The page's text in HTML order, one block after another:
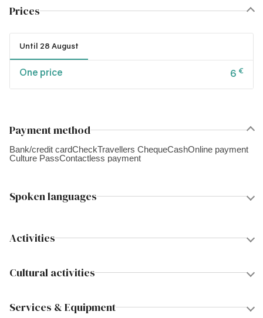
Prices
Until 28 August
One price 6 €
Payment method
Bank/credit cardCheckTravellers ChequeCashOnline payment
Culture PassContactless payment
Spoken languages
Activities
Cultural activities
Services & Equipment